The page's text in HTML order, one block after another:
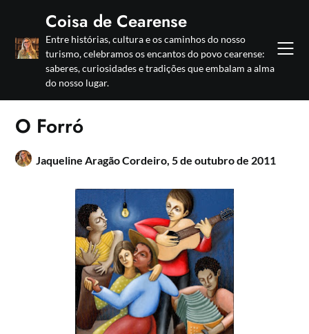
content
Coisa de Cearense
Entre histórias, cultura e os caminhos do nosso
turismo, celebramos os encantos do povo cearense:
saberes, curiosidades e tradições que embalam a alma
do nosso lugar.
O Forró
Jaqueline Aragão Cordeiro,5 de outubro de 2011